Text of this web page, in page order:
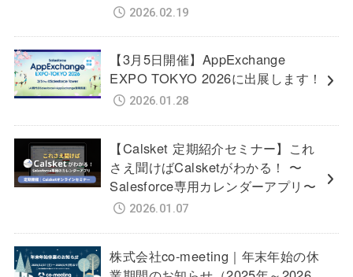
2026.02.19
【3月5日開催】AppExchange
EXPO TOKYO 2026に出展します！
2026.01.28
【Calsket 定期紹介セミナー】これ
さえ聞けばCalsketがわかる！ 〜
Salesforce専用カレンダーアプリ〜
2026.01.07
株式会社co-meeting｜年末年始の休